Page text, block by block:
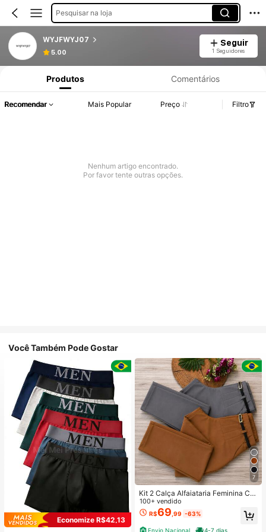
Pesquisar na loja
WYJFWYJ07
5.00
Seguir
1 Seguidores
Produtos Comentários
Recomendar Mais Popular Preço Filtro
Nenhum artigo encontrado.
Por favor tente outras opções.
Você Também Pode Gostar
Economize R$42,13
7
Kit 2 Calça Alfaiataria Feminina Co
m Cinto
100+ vendido
R$69 ,99 -63%
Envio Nacional 4-7 dias